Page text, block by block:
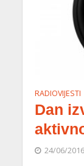
RADIOVIJESTI
Dan
24/06/2016